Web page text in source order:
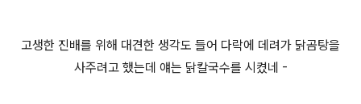
고생한 진배를 위해 대견한 생각도 들어 다락에 데려가 닭곰탕을
사주려고 했는데 얘는 닭칼국수를 시켰네 -